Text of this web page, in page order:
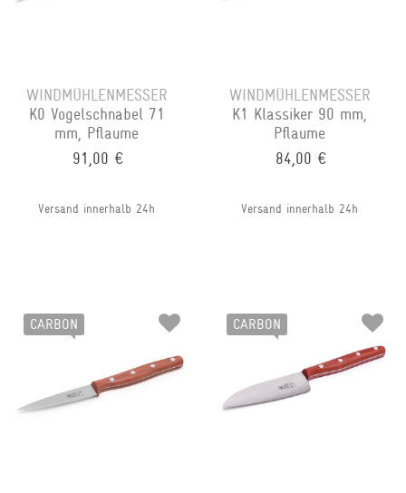
WINDMÜHLENMESSER
K0 Vogelschnabel 71
mm, Pflaume
91,00 €
Versand innerhalb 24h
WINDMÜHLENMESSER
K1 Klassiker 90 mm,
Pflaume
84,00 €
Versand innerhalb 24h
CARBON CARBON